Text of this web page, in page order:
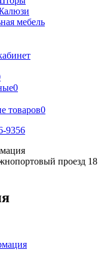
мебель
0
товаров0
9356
проезд 18